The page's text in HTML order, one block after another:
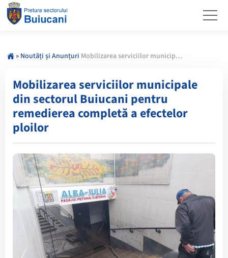
» Noutăți și Anunțuri Mobilizarea serviciilor municipale din sectorul Buiucani pentru remedierea completă a efectelor ploilor
Mobilizarea serviciilor municipale
din sectorul Buiucani pentru
remedierea completă a efectelor
ploilor